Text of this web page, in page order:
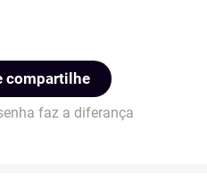
compartilhe
faz a diferança